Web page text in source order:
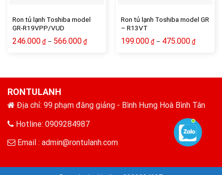
Ron tủ lạnh Toshiba model
GR-R19VPP/VUD
246.000 ₫– 566.000 ₫
Ron tủ lạnh Toshiba model GR
– R13VT
199.000 ₫– 475.000 ₫
RONTULANH
Địa chỉ: 99 phạm đăng giảng - Bình Hưng Hoà Bình Tân
Hotline: 0909284987
Email : admin@rontulanh.com